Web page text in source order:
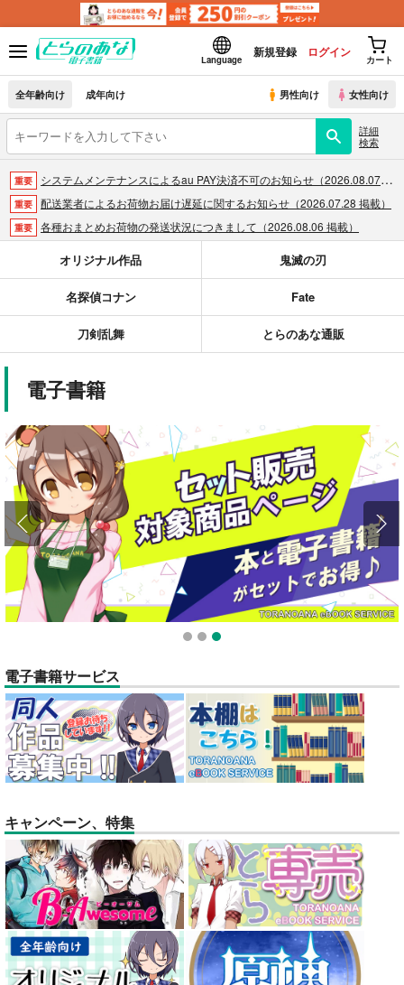
Language
新規登録 ログイン
カート
全年齢向け 成年向け 男性向け 女性向け
詳細
検索
重要 システムメンテナンスによるau PAY決済不可のお知らせ（2026.08.07 掲載）
重要 配送業者によるお荷物お届け遅延に関するお知らせ（2026.07.28 掲載）
重要 各種おまとめお荷物の発送状況につきまして（2026.08.06 掲載）
おまとめサイクル「定期便(月2)」一般会員様の利用再開のお知らせ（2026.02.05 掲載）
重要 「とらのあな×駿河屋日本橋乙女同人誌館」通販店頭受取サービス開始のお知らせ（2026.01.05 更新｜2025.12.30 掲載）
【2025/12/1より】「通販ポイント⇒とらコイン変換キャンペーン」終了のお知らせ（2025.11.21 掲載）
重要 ポイント付与・管理体制改定のお知らせ（2024.11.20 掲載）
オリジナル作品 鬼滅の刃
名探偵コナン Fate
刀剣乱舞 とらのあな通販
電子書籍
1 2 3
電子書籍サービス
キャンペーン、特集